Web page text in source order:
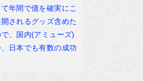
年間で億を確実にこ
されるグッズ含めた
、国内(アミューズ)
日本でも有数の成功